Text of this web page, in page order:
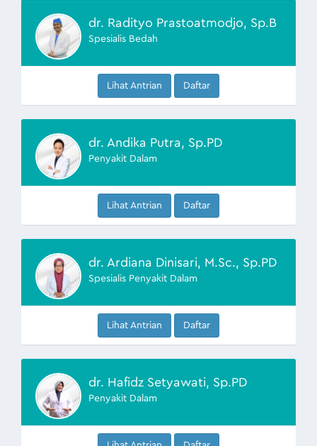
dr. Radityo Prastoatmodjo, Sp.B
Spesialis Bedah
Lihat Antrian Daftar
dr. Andika Putra, Sp.PD
Penyakit Dalam
Lihat Antrian Daftar
dr. Ardiana Dinisari, M.Sc., Sp.PD
Spesialis Penyakit Dalam
Lihat Antrian Daftar
dr. Hafidz Setyawati, Sp.PD
Penyakit Dalam